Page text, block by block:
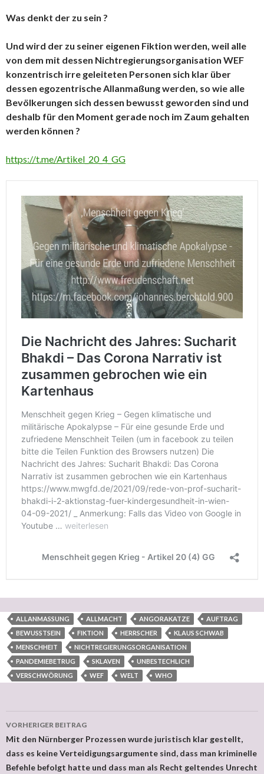
Was denkt der zu sein ?
Und wird der zu seiner eigenen Fiktion werden, weil alle
von dem mit dessen Nichtregierungsorganisation WEF
konzentrisch irre geleiteten Personen sich klar über
dessen egozentrische Allanmaßung werden, so wie alle
Bevölkerungen sich dessen bewusst geworden sind und
deshalb für den Moment gerade noch im Zaum gehalten
werden können ?
https://t.me/Artikel_20_4_GG
ALLANMASSUNG ALLMACHT ANGORAKATZE
AUFTRAG
BEWUSSTSEIN
FIKTION HERRSCHER
KLAUS SCHWAB
MENSCHHEIT
NICHTREGIERUNGSORGANISATION
PANDEMIEBETRUG
SKLAVEN
UNBESTECHLICH
VERSCHWÖRUNG
WEF WELT WHO
Beitragsnavigation
VORHERIGER BEITRAG
Mit den Nürnberger Prozessen wurde juristisch klar gestellt,
dass es keine Verteidigungsargumente sind, dass man kriminelle
Befehle befolgt hatte und dass man als Recht geltendes Unrecht